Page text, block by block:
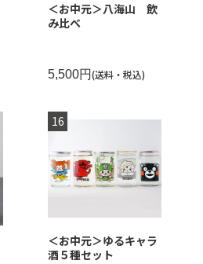
＜お中元＞八海山 飲
み比べ
5,500円(送料・税込)
＜お中元＞ゆるキャラ
酒５種セット